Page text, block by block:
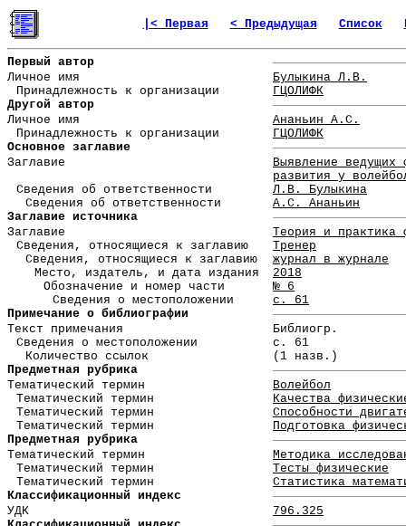
|< Первая < Предыдущая Список
Первый автор
Личное имя
Булыкина Л.В.
Принадлежность к организации
ГЦОЛИФК
Другой автор
Личное имя
Ананьин А.С.
Принадлежность к организации
ГЦОЛИФК
Основное заглавие
Заглавие
Выявление ведущих
развития у
Сведения об ответственности
Л.В. Булыкина
Сведения об ответственности
А.С. Ананьин
Заглавие источника
Заглавие
Теория и практика
Сведения, относящиеся к заглавию
Тренер
Сведения, относящиеся к заглавию
журнал в журнале
Место, издатель, и дата издания
2018
Обозначение и номер части
№ 6
Сведения о местоположении
с. 61
Примечание о библиографии
Текст примечания
Библиогр.
Сведения о местоположении
с. 61
Количество ссылок
(1 назв.)
Предметная рубрика
Тематический термин
Волейбол
Тематический термин
Качества
Тематический термин
Способности
Тематический термин
Подготовка
Предметная рубрика
Тематический термин
Методика
Тематический термин
Тесты физические
Тематический термин
Статистика
Классификационный индекс
УДК
796.325